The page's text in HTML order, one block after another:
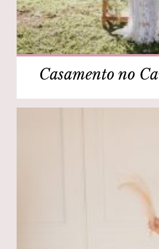
Casamento no